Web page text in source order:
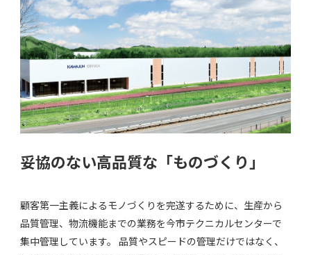
妥協のない高品質な「ものづくり」
顧客第⼀主義によるモノづくりを完遂するために、生産から
品質管理、物流機能までの業務を今市テクニカルセンターで
集中管理しています。 品質やスピードの管理だけではなく、